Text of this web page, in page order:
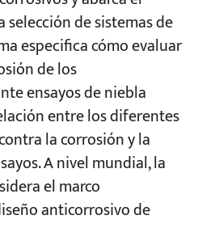
selección de sistemas de
especifica cómo evaluar
de los
ensayos de niebla
entre los diferentes
la corrosión y la
A nivel mundial, la
el marco
anticorrosivo de